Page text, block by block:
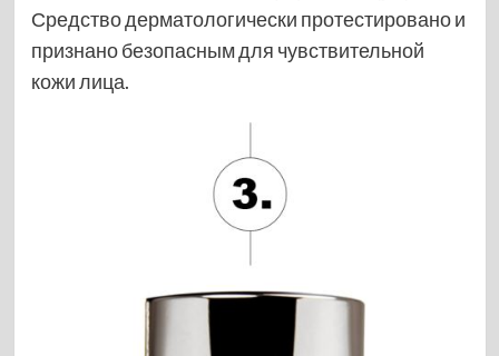
Средство дерматологически протестировано и
признано безопасным для чувствительной
кожи лица.